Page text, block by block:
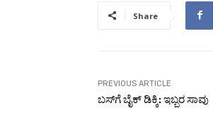
Share
PREVIOUS ARTICLE
ಬಸ್‌ಗೆ ಬೈಕ್‌ ಡಿಕ್ಕಿ: ಇಬ್ಬರ ಸಾವು